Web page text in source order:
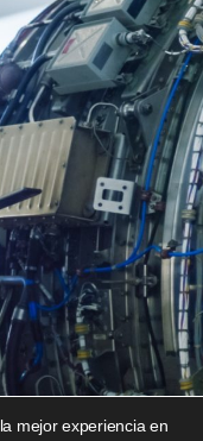
mejor experiencia en